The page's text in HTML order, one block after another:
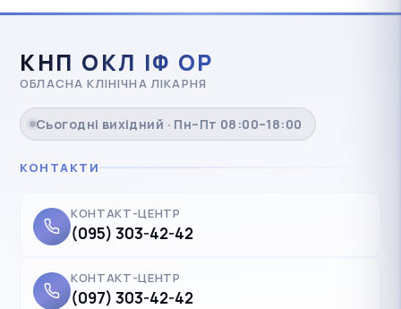
КНП ОКЛ ІФ ОР
ОБЛАСНА КЛІНІЧНА ЛІКАРНЯ
Сьогодні вихідний · Пн–Пт 08:00–18:00
КОНТАКТИ
КОНТАКТ-ЦЕНТР
(095) 303-42-42
КОНТАКТ-ЦЕНТР
(097) 303-42-42